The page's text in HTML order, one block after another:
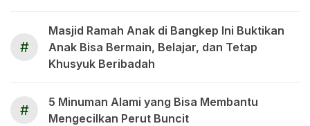
#
Masjid Ramah Anak di Bangkep Ini Buktikan
Anak Bisa Bermain, Belajar, dan Tetap
Khusyuk Beribadah
#
5 Minuman Alami yang Bisa Membantu
Mengecilkan Perut Buncit